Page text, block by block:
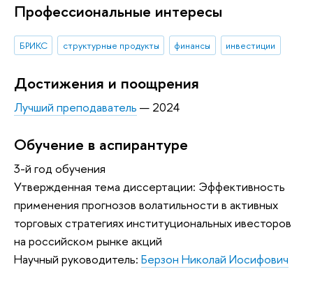
Профессиональные интересы
БРИКС структурные продукты финансы инвестиции
Достижения и поощрения
Лучший преподаватель — 2024
Обучение в аспирантуре
3-й год обучения
Утвержденная тема диссертации: Эффективность
применения прогнозов волатильности в активных
торговых стратегиях институциональных ивесторов
на российском рынке акций
Научный руководитель: Берзон Николай Иосифович